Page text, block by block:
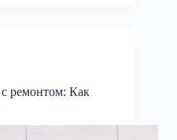
ремонтом: Как